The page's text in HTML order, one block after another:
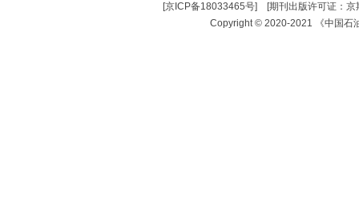
[京ICP备18033465号] [期刊出版许可证：
Copyright © 2020-2021 《中国石